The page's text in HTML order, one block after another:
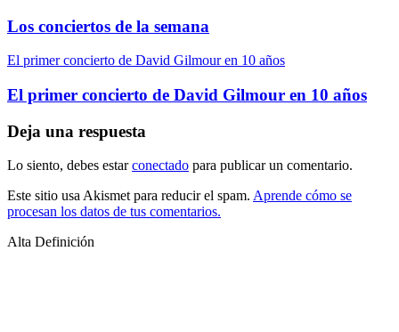
Los conciertos de la semana
El primer concierto de David Gilmour en 10 años
El primer concierto de David Gilmour en 10 años
Deja una respuesta
Lo siento, debes estarconectado para publicar un comentario.
Este sitio usa Akismet para reducir el spam. Aprende cómo se
procesan los datos de tus comentarios.
Alta Definición